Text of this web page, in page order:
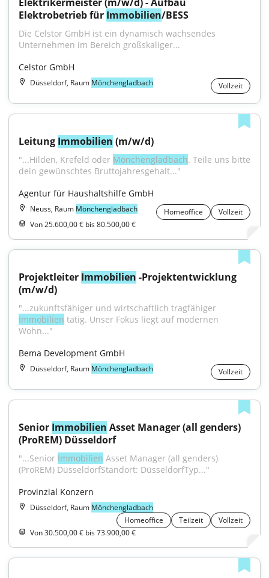
Elektrobetrieb für Immobilien/BESS
Die Celstor GmbH ist ein dynamisch wachsendes
Unternehmen im Bereich großskaliger...
Celstor GmbH
Düsseldorf, Raum Mönchengladbach Vollzeit
Leitung Immobilien (m/w/d)
"...Hilden, Krefeld oder Mönchengladbach. Teile uns bitte
dein gewünschtes Bruttojahresgehalt..."
Agentur für Haushaltshilfe GmbH
Neuss, Raum Mönchengladbach Homeoffice
Vollzeit
Von 25.600,00 € bis 80.500,00 €
Projektleiter Immobilien -Projektentwicklung
(m/w/d)
Immobilien tätig. Unser Fokus liegt auf modernen
Wohn..."
Bema Development GmbH
Düsseldorf, Raum Mönchengladbach Vollzeit
Senior Immobilien Asset Manager (all genders)
(ProREM) Düsseldorf
"...Senior Immobilien Asset Manager (all genders)
(ProREM) DüsseldorfStandort: DüsseldorfTyp..."
Provinzial Konzern
Düsseldorf, Raum Mönchengladbach
Homeoffice
Teilzeit
Vollzeit
Von 30.500,00 € bis 73.900,00 €